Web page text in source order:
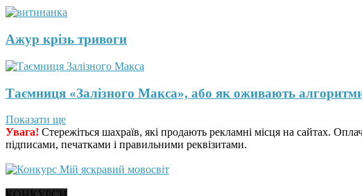
Ажур крізь тривоги
Таємниця «Залізного Макса», або як оживають
Показати ще
Увага! Стережіться шахраїв, які продають рекламні місця на сайтах.
підписами, печатками і правильними реквізитами.